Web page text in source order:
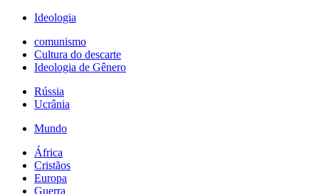
Ideologia
comunismo
Cultura do descarte
Ideologia de Gênero
Rússia
Ucrânia
Mundo
África
Cristãos
Europa
Guerra